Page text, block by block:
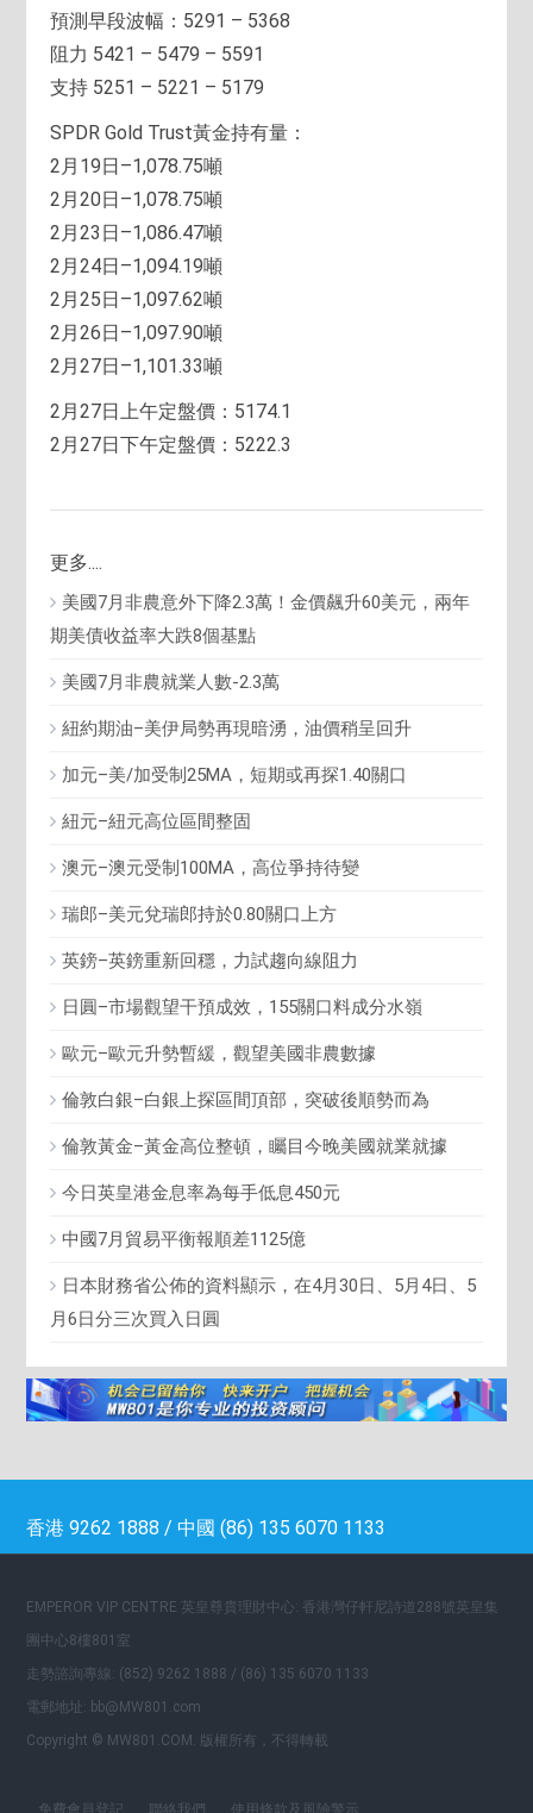
預測早段波幅：5291 – 5368
阻力 5421 – 5479 – 5591
支持 5251 – 5221 – 5179
SPDR Gold Trust黃金持有量：
2月19日–1,078.75噸
2月20日–1,078.75噸
2月23日–1,086.47噸
2月24日–1,094.19噸
2月25日–1,097.62噸
2月26日–1,097.90噸
2月27日–1,101.33噸
2月27日上午定盤價：5174.1
2月27日下午定盤價：5222.3
更多....
美國7月非農意外下降2.3萬！金價飆升60美元，兩年
期美債收益率大跌8個基點
美國7月非農就業人數-2.3萬
紐約期油–美伊局勢再現暗湧，油價稍呈回升
加元–美/加受制25MA，短期或再探1.40關口
紐元–紐元高位區間整固
澳元–澳元受制100MA，高位爭持待變
瑞郎–美元兌瑞郎持於0.80關口上方
英鎊–英鎊重新回穩，力試趨向線阻力
日圓–市場觀望干預成效，155關口料成分水嶺
歐元–歐元升勢暫緩，觀望美國非農數據
倫敦白銀–白銀上探區間頂部，突破後順勢而為
倫敦黃金–黃金高位整頓，矚目今晚美國就業就據
今日英皇港金息率為每手低息450元
中國7月貿易平衡報順差1125億
日本財務省公佈的資料顯示，在4月30日、5月4日、5
月6日分三次買入日圓
香港 9262 1888 / 中國 (86) 135 6070 1133
EMPEROR VIP CENTRE 英皇尊貴理財中心: 香港灣仔軒尼詩道288號英皇集
團中心8樓801室
走勢諮詢專線: (852) 9262 1888 / (86) 135 6070 1133
電郵地址: bb@MW801.com
Copyright © MW801.COM. 版權所有，不得轉載
免費會員登記 聯絡我們 使用條款及風險警示